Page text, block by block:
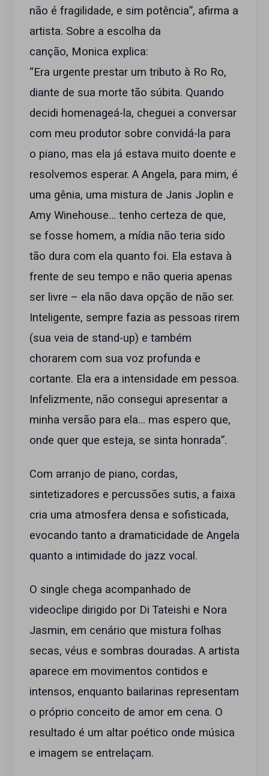
não é fragilidade, e sim potência”, afirma a
artista. Sobre a escolha da
canção, Monica explica:
“Era urgente prestar um tributo à Ro Ro,
diante de sua morte tão súbita. Quando
decidi homenageá-la, cheguei a conversar
com meu produtor sobre convidá-la para
o piano, mas ela já estava muito doente e
resolvemos esperar. A Angela, para mim, é
uma gênia, uma mistura de Janis Joplin e
Amy Winehouse… tenho certeza de que,
se fosse homem, a mídia não teria sido
tão dura com ela quanto foi. Ela estava à
frente de seu tempo e não queria apenas
ser livre – ela não dava opção de não ser.
Inteligente, sempre fazia as pessoas rirem
(sua veia de stand-up) e também
chorarem com sua voz profunda e
cortante. Ela era a intensidade em pessoa.
Infelizmente, não consegui apresentar a
minha versão para ela… mas espero que,
onde quer que esteja, se sinta honrada”.
Com arranjo de piano, cordas,
sintetizadores e percussões sutis, a faixa
cria uma atmosfera densa e sofisticada,
evocando tanto a dramaticidade de Angela
quanto a intimidade do jazz vocal.
O single chega acompanhado de
videoclipe dirigido por Di Tateishi e Nora
Jasmin, em cenário que mistura folhas
secas, véus e sombras douradas. A artista
aparece em movimentos contidos e
intensos, enquanto bailarinas representam
o próprio conceito de amor em cena. O
resultado é um altar poético onde música
e imagem se entrelaçam.